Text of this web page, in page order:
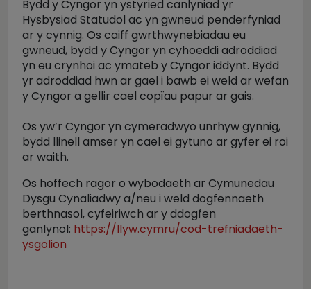
Bydd y Cyngor yn ystyried canlyniad yr
Hysbysiad Statudol ac yn gwneud penderfyniad
ar y cynnig. Os caiff gwrthwynebiadau eu
gwneud, bydd y Cyngor yn cyhoeddi adroddiad
yn eu crynhoi ac ymateb y Cyngor iddynt. Bydd
yr adroddiad hwn ar gael i bawb ei weld ar wefan
y Cyngor a gellir cael copïau papur ar gais.
Os yw’r Cyngor yn cymeradwyo unrhyw gynnig,
bydd llinell amser yn cael ei gytuno ar gyfer ei roi
ar waith.
Os hoffech ragor o wybodaeth ar Cymunedau
Dysgu Cynaliadwy a/neu i weld dogfennaeth
berthnasol, cyfeiriwch ar y ddogfen
ganlynol: https://llyw.cymru/cod-trefniadaeth-
ysgolion